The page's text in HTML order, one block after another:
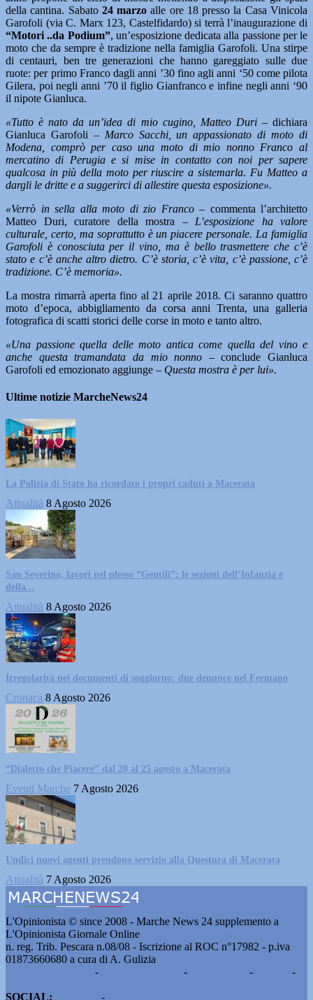
della cantina. Sabato 24 marzo alle ore 18 presso la Casa Vinicola
Garofoli (via C. Marx 123, Castelfidardo) si terrà l’inaugurazione di
“Motori ..da Podium”, un’esposizione dedicata alla passione per le
moto che da sempre è tradizione nella famiglia Garofoli. Una stirpe
di centauri, ben tre generazioni che hanno gareggiato sulle due
ruote: per primo Franco dagli anni ’30 fino agli anni ‘50 come pilota
Gilera, poi negli anni ’70 il figlio Gianfranco e infine negli anni ‘90
il nipote Gianluca.
«Tutto è nato da un’idea di mio cugino, Matteo Duri – dichiara
Gianluca Garofoli – Marco Sacchi, un appassionato di moto di
Modena, comprò per caso una moto di mio nonno Franco al
mercatino di Perugia e si mise in contatto con noi per sapere
qualcosa in più della moto per riuscire a sistemarla. Fu Matteo a
dargli le dritte e a suggerirci di allestire questa esposizione».
«Verrò in sella alla moto di zio Franco – commenta l’architetto
Matteo Duri, curatore della mostra – L’esposizione ha valore
culturale, certo, ma soprattutto è un piacere personale. La famiglia
Garofoli è conosciuta per il vino, ma è bello trasmettere che c’è
stato e c’è anche altro dietro. C’è storia, c’è vita, c’è passione, c’è
tradizione. C’è memoria».
La mostra rimarrà aperta fino al 21 aprile 2018. Ci saranno quattro
moto d’epoca, abbigliamento da corsa anni Trenta, una galleria
fotografica di scatti storici delle corse in moto e tanto altro.
«Una passione quella delle moto antica come quella del vino e
anche questa tramandata da mio nonno –conclude Gianluca
Garofoli ed emozionato aggiunge – Questa mostra è per lui».
Ultime notizie MarcheNews24
La Polizia di Stato ha ricordato i propri caduti a Macerata
Attualità 8 Agosto 2026
San Severino, lavori nel plesso “Gentili”: le sezioni dell’Infanzia e
della...
Attualità 8 Agosto 2026
Irregolarità nei documenti di soggiorno: due denunce nel Fermano
Cronaca 8 Agosto 2026
“Dialetto che Piacere” dal 20 al 25 agosto a Macerata
Eventi Marche 7 Agosto 2026
Undici nuovi agenti prendono servizio alla Questura di Macerata
Attualità 7 Agosto 2026
L'Opinionista © since 2008 - Marche News 24 supplemento a
L'Opinionista Giornale Online
n. reg. Trib. Pescara n.08/08 - Iscrizione al ROC n°17982 - p.iva
01873660680 a cura di A. Gulizia
- - -
-
SOCIAL:
-